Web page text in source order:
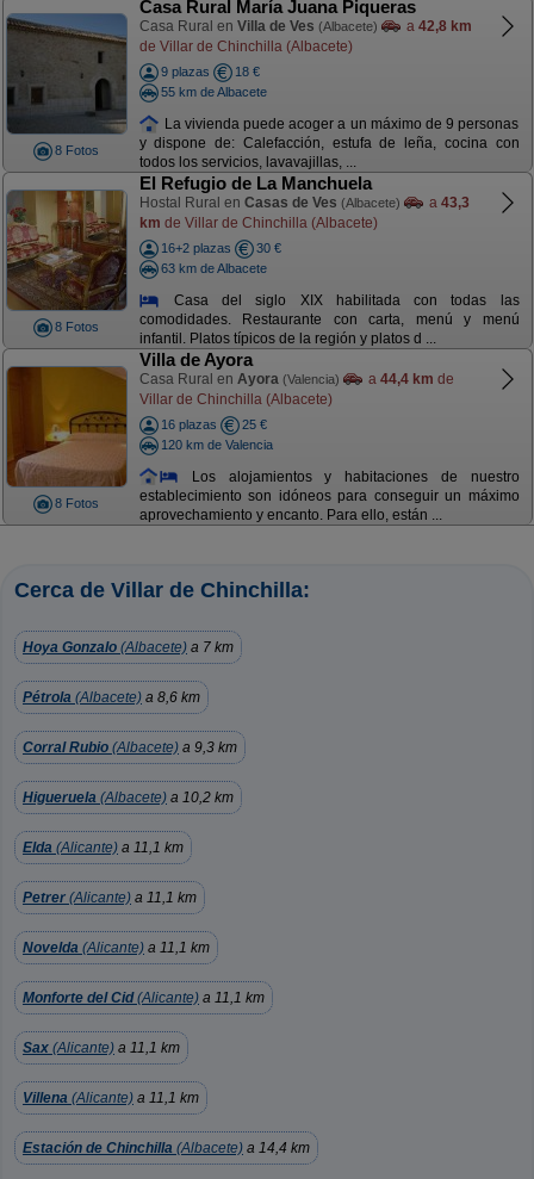
8 Fotos
Casa Rural María Juana Piqueras
Casa Rural en Villa de Ves (Albacete) a 42,8 km
de Villar de Chinchilla (Albacete)
9 plazas
18 €
55 km de Albacete
La vivienda puede acoger a un máximo de 9 personas
y dispone de: Calefacción, estufa de leña, cocina con
todos los servicios, lavavajillas, ...
8 Fotos
El Refugio de La Manchuela
Hostal Rural en Casas de Ves (Albacete) a 43,3
km de Villar de Chinchilla (Albacete)
16+2 plazas
30 €
63 km de Albacete
Casa del siglo XIX habilitada con todas las
comodidades. Restaurante con carta, menú y menú
infantil. Platos típicos de la región y platos d ...
8 Fotos
Villa de Ayora
Casa Rural en Ayora (Valencia) a 44,4 km de
Villar de Chinchilla (Albacete)
16 plazas
25 €
120 km de Valencia
Los alojamientos y habitaciones de nuestro
establecimiento son idóneos para conseguir un máximo
aprovechamiento y encanto. Para ello, están ...
Cerca de Villar de Chinchilla:
Hoya Gonzalo (Albacete) a 7 km
Pétrola (Albacete) a 8,6 km
Corral Rubio (Albacete) a 9,3 km
Higueruela (Albacete) a 10,2 km
Elda (Alicante) a 11,1 km
Petrer (Alicante) a 11,1 km
Novelda (Alicante) a 11,1 km
Monforte del Cid(Alicante) a 11,1 km
Sax (Alicante) a 11,1 km
Villena (Alicante) a 11,1 km
Estación de Chinchilla (Albacete) a 14,4 km